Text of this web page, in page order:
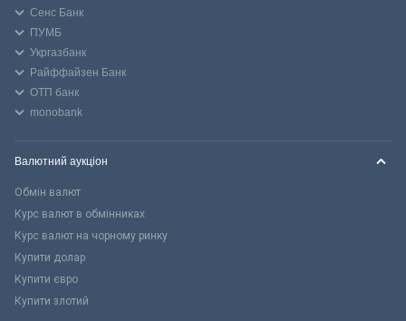
Сенс Банк
ПУМБ
Укргазбанк
Райффайзен Банк
ОТП банк
monobank
Валютний аукціон
Обмін валют
Курс валют в обмінниках
Курс валют на чорному ринку
Купити долар
Купити євро
Купити злотий